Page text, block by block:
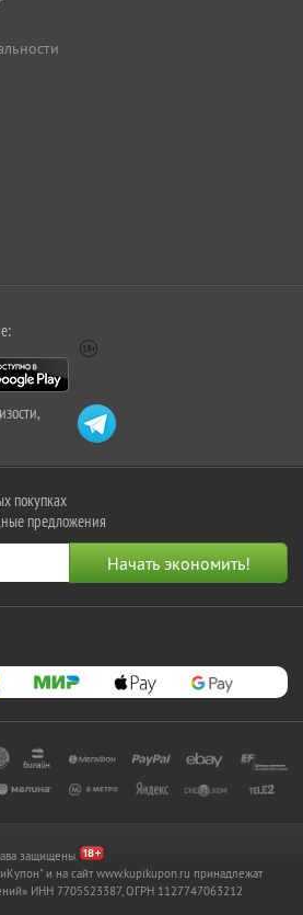
покупках
предложения
защищены.
и на сайт www.kupikupon.ru принадлежат
ИНН 7705523387, ОГРН 1127747063212